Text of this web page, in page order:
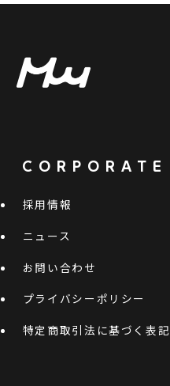
CORPORATE
採用情報
ニュース
お問い合わせ
プライバシーポリシー
特定商取引法に基づく表記